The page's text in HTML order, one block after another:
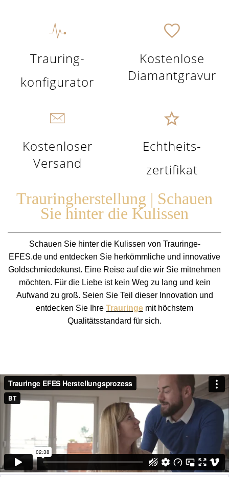
Trauring-
konfigurator
Kostenlose
Diamantgravur
Kostenloser
Versand
Echtheits-
zertifikat
Trauringherstellung | Schauen
Sie hinter die Kulissen
Schauen Sie hinter die Kulissen von Trauringe-
EFES.de und entdecken Sie herkömmliche und innovative
Goldschmiedekunst. Eine Reise auf die wir Sie mitnehmen
möchten. Für die Liebe ist kein Weg zu lang und kein
Aufwand zu groß. Seien Sie Teil dieser Innovation und
entdecken Sie Ihre Trauringe mit höchstem
Qualitätsstandard für sich.